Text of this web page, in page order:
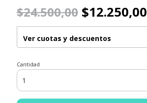
$24.500,00$12.250,00
Ver cuotas y descuentos
Cantidad